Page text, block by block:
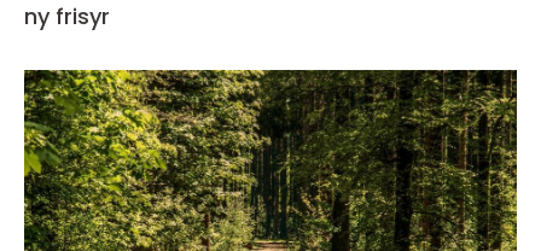
ny frisyr